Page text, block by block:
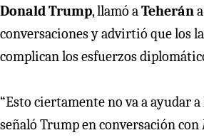
Donald Trump, llamó aTeherán
conversaciones y advirtió que los
complican los esfuerzos
“Esto ciertamente no va a ayudar a
señaló Trump en conversación con